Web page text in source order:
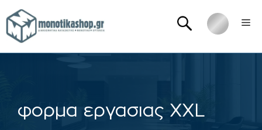
Μετάβαση
σε
περιεχόμενο
φορμα εργασιας XXL